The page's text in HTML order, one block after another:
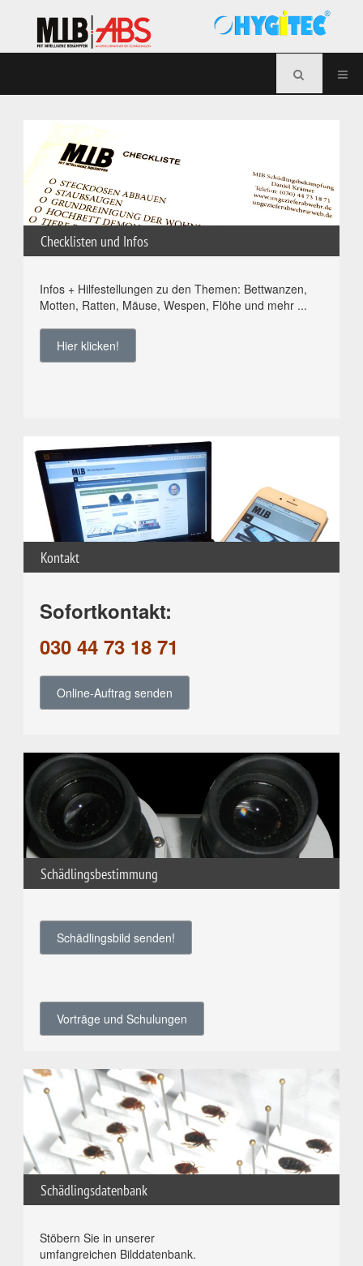
Checklisten und Infos
Infos + Hilfestellungen zu den Themen: Bettwanzen,
Motten, Ratten, Mäuse, Wespen, Flöhe und mehr ...
Hier klicken!
Kontakt
Sofortkontakt:
030 44 73 18 71
Online-Auftrag senden
Schädlingsbestimmung
Schädlingsbild senden!
Vorträge und Schulungen
Schädlingsdatenbank
Stöbern Sie in unserer
umfangreichen Bilddatenbank.